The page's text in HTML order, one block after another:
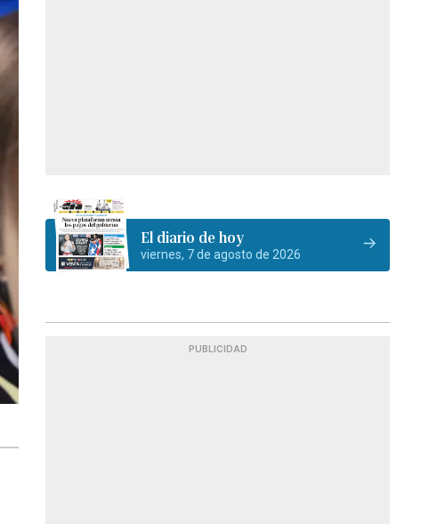
El diario de hoy
viernes, 7 de agosto de 2026
PUBLICIDAD